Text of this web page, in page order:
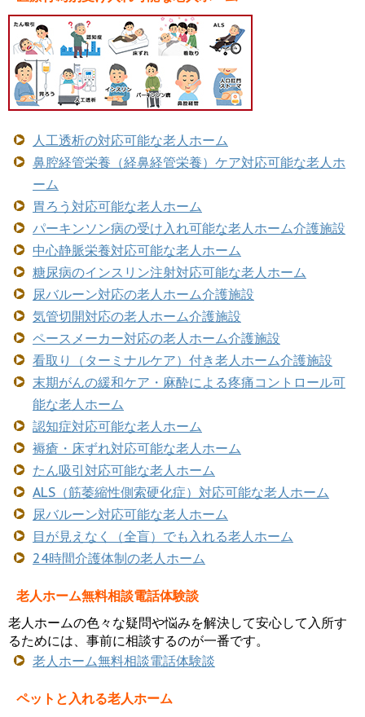
人工透析の対応可能な老人ホーム
鼻腔経管栄養（経鼻経管栄養）ケア対応可能な老人ホ
ーム
胃ろう対応可能な老人ホーム
パーキンソン病の受け入れ可能な老人ホーム介護施設
中心静脈栄養対応可能な老人ホーム
糖尿病のインスリン注射対応可能な老人ホーム
尿バルーン対応の老人ホーム介護施設
気管切開対応の老人ホーム介護施設
ペースメーカー対応の老人ホーム介護施設
看取り（ターミナルケア）付き老人ホーム介護施設
末期がんの緩和ケア・麻酔による疼痛コントロール可
能な老人ホーム
認知症対応可能な老人ホーム
褥瘡・床ずれ対応可能な老人ホーム
たん吸引対応可能な老人ホーム
ALS（筋萎縮性側索硬化症）対応可能な老人ホーム
尿バルーン対応可能な老人ホーム
目が見えなく（全盲）でも入れる老人ホーム
24時間介護体制の老人ホーム
老人ホーム無料相談電話体験談
老人ホームの色々な疑問や悩みを解決して安心して入所す
るためには、事前に相談するのが一番です。
老人ホーム無料相談電話体験談
ペットと入れる老人ホーム